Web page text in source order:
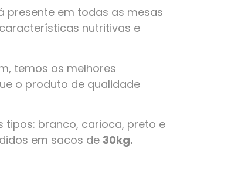
presente em todas as mesas
nutritivas e
temos os melhores
o produto de qualidade
tipos: branco, carioca, preto e
em sacos de 30kg.